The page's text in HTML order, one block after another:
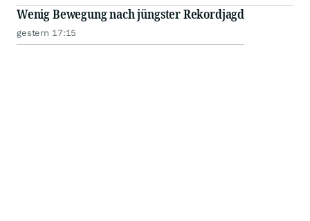
Wenig Bewegung nach jüngster Rekordjagd
gestern 17:15